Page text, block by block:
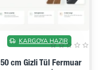
İNDIRIMDE
KARGOYA HAZIR
50 cm Gizli Tül Fermuar